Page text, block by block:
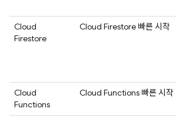
Cloud
Firestore
Cloud Firestore 빠른 시작
Cloud
Functions
Cloud Functions 빠른 시작